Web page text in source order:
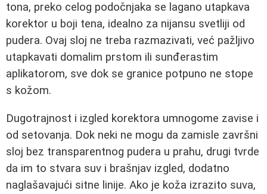
tona, preko celog podočnjaka se lagano utapkava
korektor u boji tena, idealno za nijansu svetliji od
pudera. Ovaj sloj ne treba razmazivati, već pažljivo
utapkavati domalim prstom ili sunđerastim
aplikatorom, sve dok se granice potpuno ne stope
s kožom.
Dugotrajnost i izgled korektora umnogome zavise i
od setovanja. Dok neki ne mogu da zamisle završni
sloj bez transparentnog pudera u prahu, drugi tvrde
da im to stvara suv i brašnjav izgled, dodatno
naglašavajući sitne linije. Ako je koža izrazito suva,